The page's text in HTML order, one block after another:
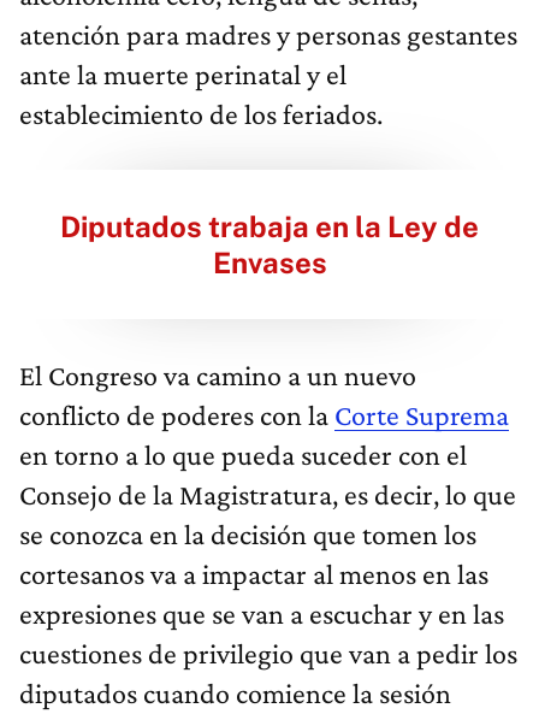
atención para madres y personas gestantes
ante la muerte perinatal y el
establecimiento de los feriados.
Diputados trabaja en la Ley de
Envases
El Congreso va camino a un nuevo
conflicto de poderes con la Corte Suprema
en torno a lo que pueda suceder con el
Consejo de la Magistratura, es decir, lo que
se conozca en la decisión que tomen los
cortesanos va a impactar al menos en las
expresiones que se van a escuchar y en las
cuestiones de privilegio que van a pedir los
diputados cuando comience la sesión